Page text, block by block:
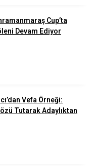
Cup’ta
Devam Ediyor
Vefa Örneği:
Tutarak Adaylıktan